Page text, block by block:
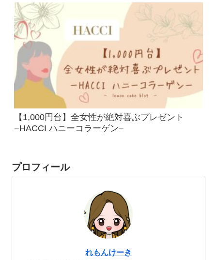
【1,000円台】全女性が絶対喜ぶプレゼント
−HACCI ハニーコラーゲン−
プロフィール
れもんけーき